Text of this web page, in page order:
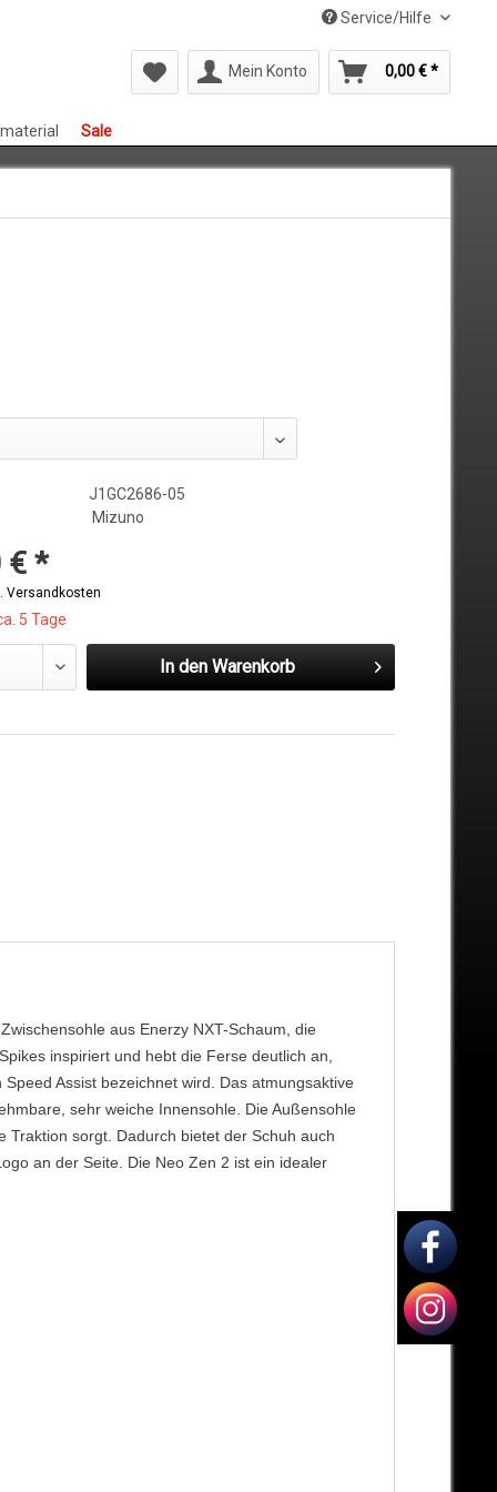
Service/Hilfe
Mein Konto 0,00 € *
Sale
J1GC2686-05
Mizuno
€ *
Versandkosten
5 Tage
In den Warenkorb
aus Enerzy NXT-Schaum, die
inspiriert und hebt die Ferse deutlich an,
Assist bezeichnet wird. Das atmungsaktive
sehr weiche Innensohle. Die Außensohle
sorgt. Dadurch bietet der Schuh auch
an der Seite. Die Neo Zen 2 ist ein idealer